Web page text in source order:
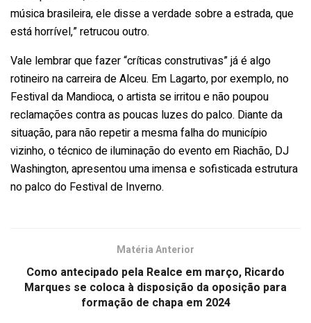
música brasileira, ele disse a verdade sobre a estrada, que
está horrível,” retrucou outro.
Vale lembrar que fazer “críticas construtivas” já é algo
rotineiro na carreira de Alceu. Em Lagarto, por exemplo, no
Festival da Mandioca, o artista se irritou e não poupou
reclamações contra as poucas luzes do palco. Diante da
situação, para não repetir a mesma falha do município
vizinho, o técnico de iluminação do evento em Riachão, DJ
Washington, apresentou uma imensa e sofisticada estrutura
no palco do Festival de Inverno.
Matéria Anterior
Como antecipado pela Realce em março, Ricardo
Marques se coloca à disposição da oposição para
formação de chapa em 2024